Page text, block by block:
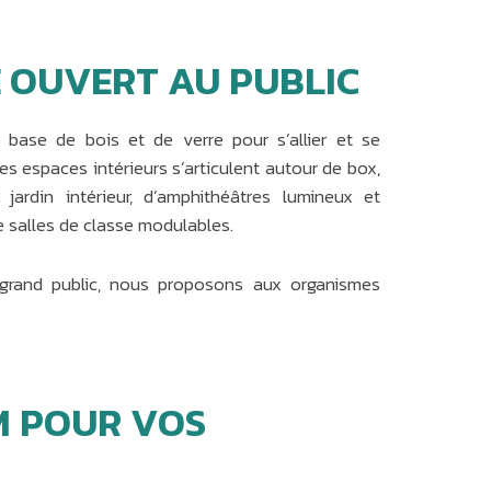
AU PUBLIC
de bois et de verre pour s’allier et se
espaces intérieurs s’articulent autour de box,
intérieur, d’amphithéâtres lumineux et
de classe modulables.
public, nous proposons aux organismes
POUR VOS